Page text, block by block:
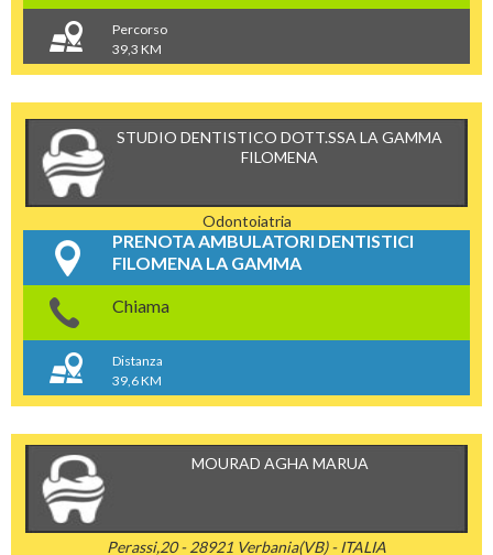
Percorso
39,3 KM
STUDIO DENTISTICO DOTT.SSA LA GAMMA
FILOMENA
Odontoiatria
PRENOTA AMBULATORI DENTISTICI
FILOMENA LA GAMMA
Chiama
Distanza
39,6 KM
MOURAD AGHA MARUA
Perassi,20 - 28921 Verbania(VB) - ITALIA